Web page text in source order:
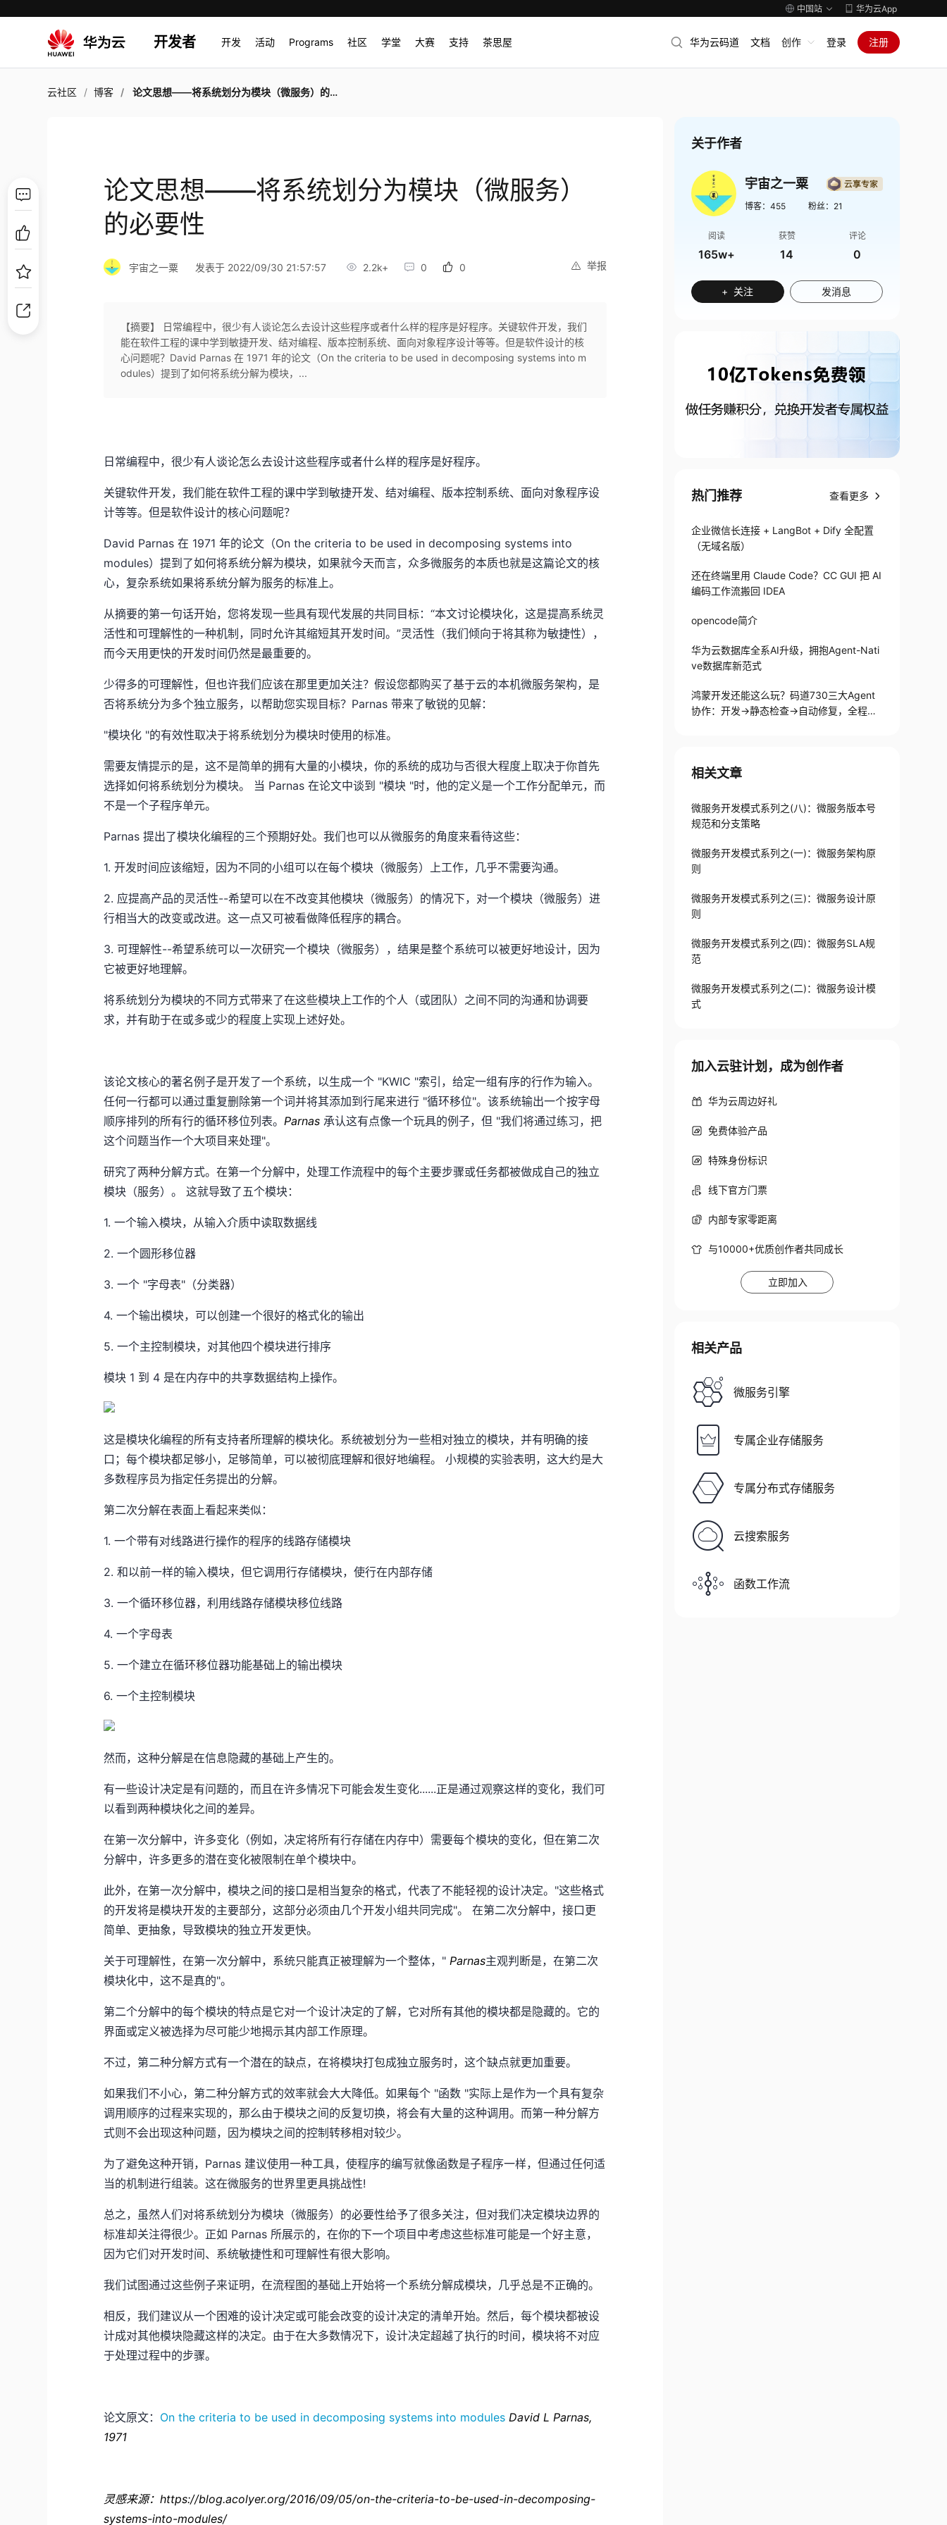
中国站 华为云App
开发者 开发 活动 Programs 社区 学堂 大赛 支持 茶思屋 华为云码道 文档 创作 登录 注册
云社区 博客 论文思想——将系统划分为模块（微服务）的必要性
论文思想——将系统划分为模块（微服务）
的必要性
举报
宇宙之一粟 发表于 2022/09/30 21:57:57 2.2k+ 0 0
【摘要】 日常编程中，很少有人谈论怎么去设计这些程序或者什么样的程序是好程序。关键软件开发，我们
能在软件工程的课中学到敏捷开发、结对编程、版本控制系统、面向对象程序设计等等。但是软件设计的核
心问题呢？David Parnas 在 1971 年的论文（On the criteria to be used in decomposing systems into m
odules）提到了如何将系统分解为模块，...
日常编程中，很少有人谈论怎么去设计这些程序或者什么样的程序是好程序。
关键软件开发，我们能在软件工程的课中学到敏捷开发、结对编程、版本控制系统、面向对象程序设
计等等。但是软件设计的核心问题呢？
David Parnas 在 1971 年的论文（On the criteria to be used in decomposing systems into
modules）提到了如何将系统分解为模块，如果就今天而言，众多微服务的本质也就是这篇论文的核
心，复杂系统如果将系统分解为服务的标准上。
从摘要的第一句话开始，您将发现一些具有现代发展的共同目标：“本文讨论模块化，这是提高系统灵
活性和可理解性的一种机制，同时允许其缩短其开发时间。”灵活性（我们倾向于将其称为敏捷性），
而今天用更快的开发时间仍然是最重要的。
少得多的可理解性，但也许我们应该在那里更加关注？假设您都购买了基于云的本机微服务架构，是
否将系统分为多个独立服务，以帮助您实现目标？Parnas 带来了敏锐的见解：
"模块化 "的有效性取决于将系统划分为模块时使用的标准。
需要友情提示的是，这不是简单的拥有大量的小模块，你的系统的成功与否很大程度上取决于你首先
选择如何将系统划分为模块。 当 Parnas 在论文中谈到 "模块 "时，他的定义是一个工作分配单元，而
不是一个子程序单元。
Parnas 提出了模块化编程的三个预期好处。我们也可以从微服务的角度来看待这些：
1. 开发时间应该缩短，因为不同的小组可以在每个模块（微服务）上工作，几乎不需要沟通。
2. 应提高产品的灵活性--希望可以在不改变其他模块（微服务）的情况下，对一个模块（微服务）进
行相当大的改变或改进。这一点又可被看做降低程序的耦合。
3. 可理解性--希望系统可以一次研究一个模块（微服务），结果是整个系统可以被更好地设计，因为
它被更好地理解。
将系统划分为模块的不同方式带来了在这些模块上工作的个人（或团队）之间不同的沟通和协调要
求，并有助于在或多或少的程度上实现上述好处。
该论文核心的著名例子是开发了一个系统，以生成一个 "KWIC "索引，给定一组有序的行作为输入。
任何一行都可以通过重复删除第一个词并将其添加到行尾来进行 "循环移位"。该系统输出一个按字母
顺序排列的所有行的循环移位列表。Parnas承认这有点像一个玩具的例子，但 "我们将通过练习，把
这个问题当作一个大项目来处理"。
研究了两种分解方式。在第一个分解中，处理工作流程中的每个主要步骤或任务都被做成自己的独立
模块（服务）。 这就导致了五个模块：
1. 一个输入模块，从输入介质中读取数据线
2. 一个圆形移位器
3. 一个 "字母表"（分类器）
4. 一个输出模块，可以创建一个很好的格式化的输出
5. 一个主控制模块，对其他四个模块进行排序
模块 1 到 4 是在内存中的共享数据结构上操作。
这是模块化编程的所有支持者所理解的模块化。系统被划分为一些相对独立的模块，并有明确的接
口；每个模块都足够小，足够简单，可以被彻底理解和很好地编程。 小规模的实验表明，这大约是大
多数程序员为指定任务提出的分解。
第二次分解在表面上看起来类似：
1. 一个带有对线路进行操作的程序的线路存储模块
2. 和以前一样的输入模块，但它调用行存储模块，使行在内部存储
3. 一个循环移位器，利用线路存储模块移位线路
4. 一个字母表
5. 一个建立在循环移位器功能基础上的输出模块
6. 一个主控制模块
然而，这种分解是在信息隐藏的基础上产生的。
有一些设计决定是有问题的，而且在许多情况下可能会发生变化......正是通过观察这样的变化，我们可
以看到两种模块化之间的差异。
在第一次分解中，许多变化（例如，决定将所有行存储在内存中）需要每个模块的变化，但在第二次
分解中，许多更多的潜在变化被限制在单个模块中。
此外，在第一次分解中，模块之间的接口是相当复杂的格式，代表了不能轻视的设计决定。"这些格式
的开发将是模块开发的主要部分，这部分必须由几个开发小组共同完成"。 在第二次分解中，接口更
简单、更抽象，导致模块的独立开发更快。
关于可理解性，在第一次分解中，系统只能真正被理解为一个整体，"Parnas主观判断是，在第二次
模块化中，这不是真的"。
第二个分解中的每个模块的特点是它对一个设计决定的了解，它对所有其他的模块都是隐藏的。它的
界面或定义被选择为尽可能少地揭示其内部工作原理。
不过，第二种分解方式有一个潜在的缺点，在将模块打包成独立服务时，这个缺点就更加重要。
如果我们不小心，第二种分解方式的效率就会大大降低。如果每个 "函数 "实际上是作为一个具有复杂
调用顺序的过程来实现的，那么由于模块之间的反复切换，将会有大量的这种调用。而第一种分解方
式则不会出现这种问题，因为模块之间的控制转移相对较少。
为了避免这种开销，Parnas 建议使用一种工具，使程序的编写就像函数是子程序一样，但通过任何适
当的机制进行组装。这在微服务的世界里更具挑战性!
总之，虽然人们对将系统划分为模块（微服务）的必要性给予了很多关注，但对我们决定模块边界的
标准却关注得很少。正如 Parnas 所展示的，在你的下一个项目中考虑这些标准可能是一个好主意，
因为它们对开发时间、系统敏捷性和可理解性有很大影响。
我们试图通过这些例子来证明，在流程图的基础上开始将一个系统分解成模块，几乎总是不正确的。
相反，我们建议从一个困难的设计决定或可能会改变的设计决定的清单开始。然后，每个模块都被设
计成对其他模块隐藏这样的决定。由于在大多数情况下，设计决定超越了执行的时间，模块将不对应
于处理过程中的步骤。
论文原文： On the criteria to be used in decomposing systems into modules David L Parnas,
1971
灵感来源：https://blog.acolyer.org/2016/09/05/on-the-criteria-to-be-used-in-decomposing-
systems-into-modules/
关于作者
宇宙之一粟
博客： 455 粉丝： 21
阅读
165w+
获赞
14
评论
0
+ 关注 发消息
热门推荐 查看更多
企业微信长连接 + LangBot + Dify 全配置
（无域名版）
还在终端里用 Claude Code？CC GUI 把 AI
编码工作流搬回 IDEA
opencode简介
华为云数据库全系AI升级，拥抱Agent-Nati
ve数据库新范式
鸿蒙开发还能这么玩？码道730三大Agent
协作：开发→静态检查→自动修复，全程不
相关文章
微服务开发模式系列之(八)：微服务版本号
规范和分支策略
微服务开发模式系列之(一)：微服务架构原
则
微服务开发模式系列之(三)：微服务设计原
则
微服务开发模式系列之(四)：微服务SLA规
范
微服务开发模式系列之(二)：微服务设计模
式
加入云驻计划，成为创作者
华为云周边好礼
免费体验产品
特殊身份标识
线下官方门票
内部专家零距离
与10000+优质创作者共同成长
立即加入
相关产品
微服务引擎
专属企业存储服务
专属分布式存储服务
云搜索服务
函数工作流